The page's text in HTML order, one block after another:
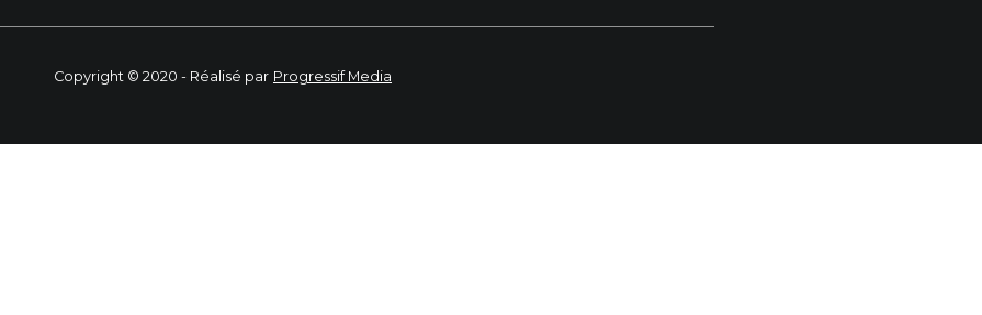
Copyright © 2020 - Réalisé par Progressif Media